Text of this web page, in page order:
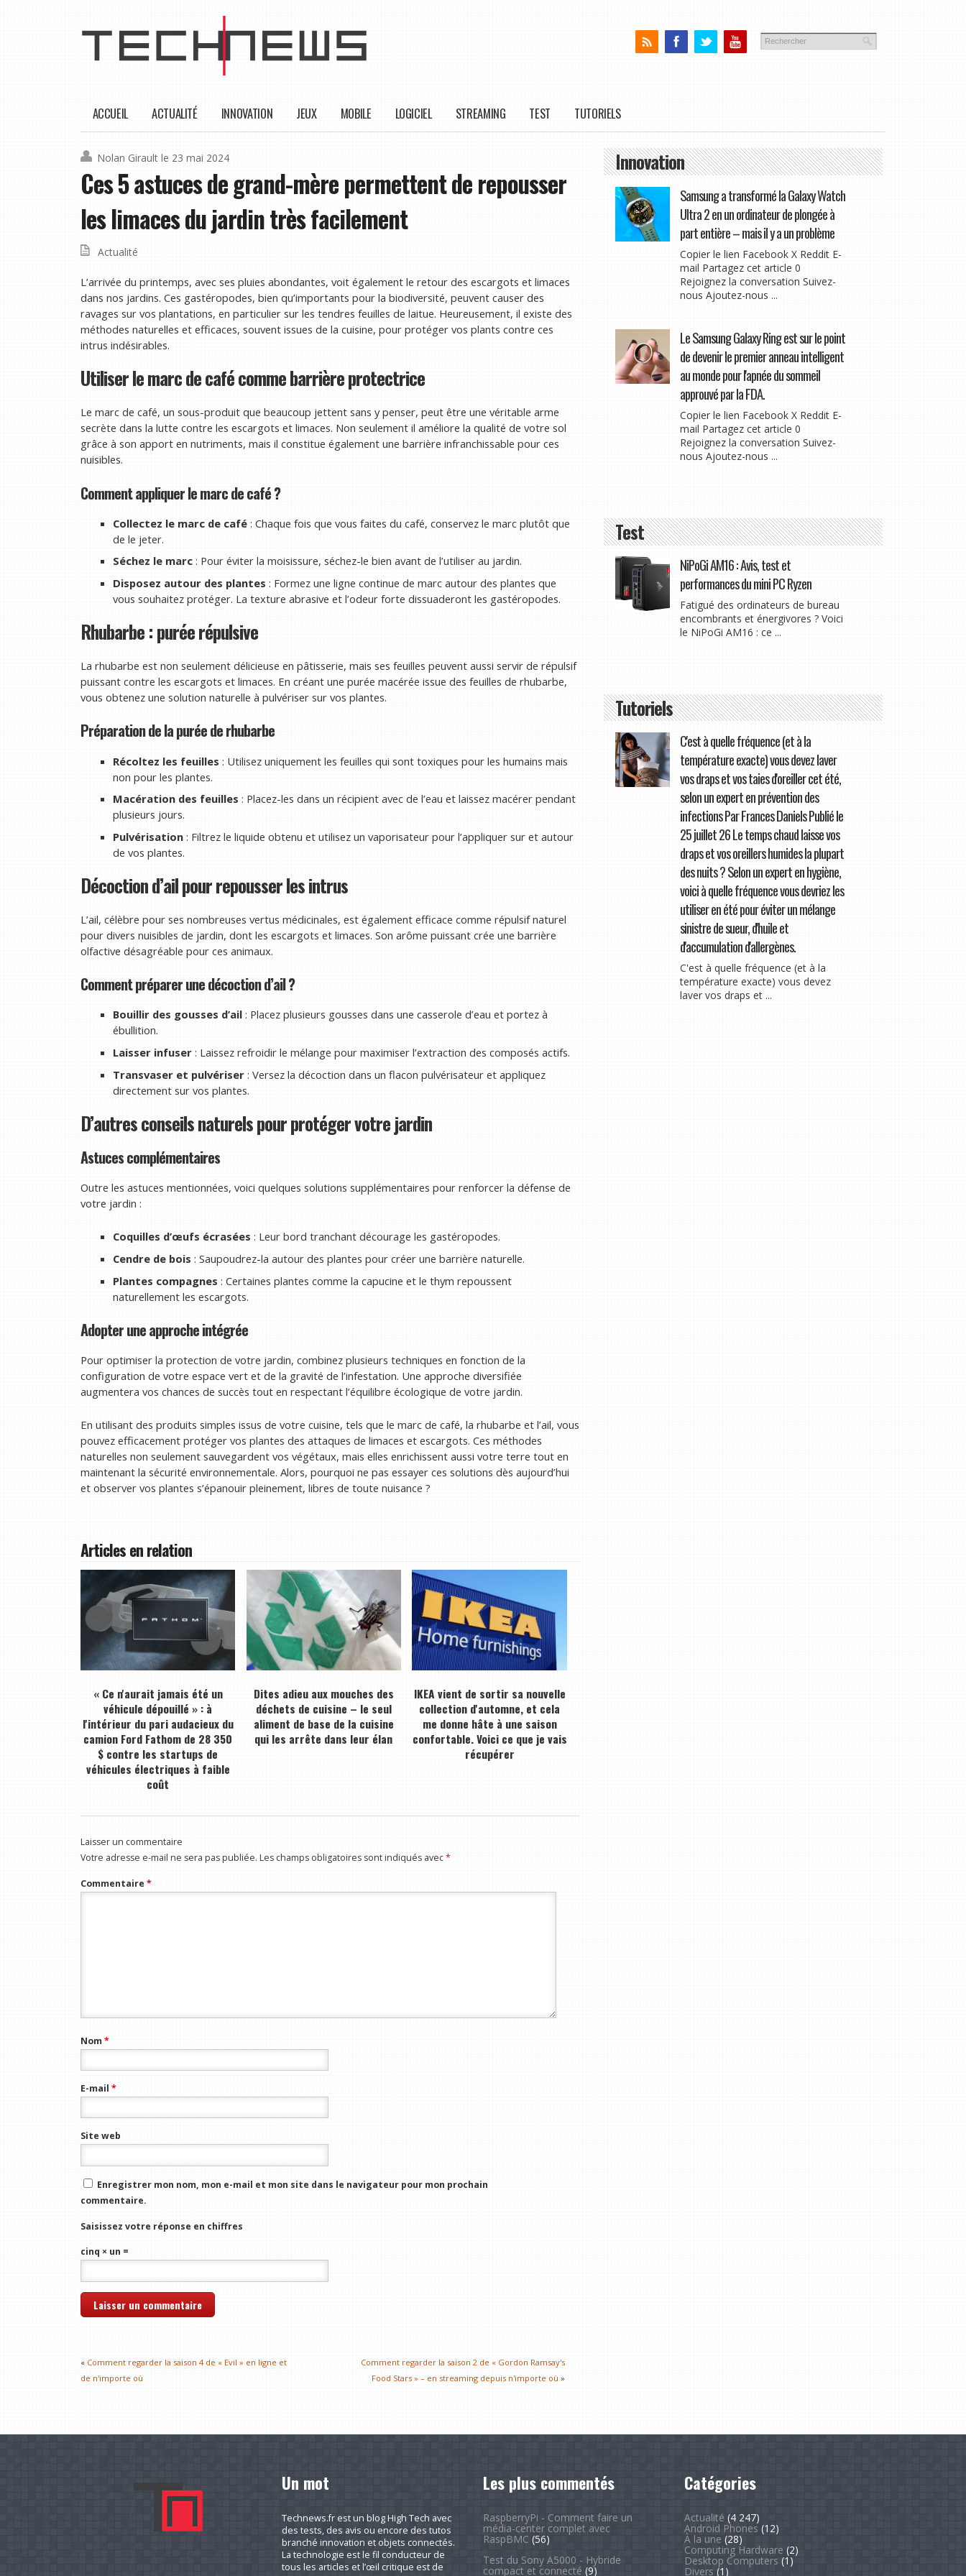
ACCUEIL ACTUALITÉ INNOVATION JEUX MOBILE LOGICIEL STREAMING TEST TUTORIELS
Nolan Girault le 23 mai 2024
Ces 5 astuces de grand-mère permettent de repousser
les limaces du jardin très facilement
Actualité
L’arrivée du printemps, avec ses pluies abondantes, voit également le retour des escargots et limaces
dans nos jardins. Ces gastéropodes, bien qu’importants pour la biodiversité, peuvent causer des
ravages sur vos plantations, en particulier sur les tendres feuilles de laitue. Heureusement, il existe des
méthodes naturelles et efficaces, souvent issues de la cuisine, pour protéger vos plants contre ces
intrus indésirables.
Utiliser le marc de café comme barrière protectrice
Le marc de café, un sous-produit que beaucoup jettent sans y penser, peut être une véritable arme
secrète dans la lutte contre les escargots et limaces. Non seulement il améliore la qualité de votre sol
grâce à son apport en nutriments, mais il constitue également une barrière infranchissable pour ces
nuisibles.
Comment appliquer le marc de café ?
Collectez le marc de café: Chaque fois que vous faites du café, conservez le marc plutôt que
de le jeter.
Séchez le marc: Pour éviter la moisissure, séchez-le bien avant de l’utiliser au jardin.
Disposez autour des plantes : Formez une ligne continue de marc autour des plantes que
vous souhaitez protéger. La texture abrasive et l’odeur forte dissuaderont les gastéropodes.
Rhubarbe : purée répulsive
La rhubarbe est non seulement délicieuse en pâtisserie, mais ses feuilles peuvent aussi servir de répulsif
puissant contre les escargots et limaces. En créant une purée macérée issue des feuilles de rhubarbe,
vous obtenez une solution naturelle à pulvériser sur vos plantes.
Préparation de la purée de rhubarbe
Récoltez les feuilles : Utilisez uniquement les feuilles qui sont toxiques pour les humains mais
non pour les plantes.
Macération des feuilles : Placez-les dans un récipient avec de l’eau et laissez macérer pendant
plusieurs jours.
Pulvérisation: Filtrez le liquide obtenu et utilisez un vaporisateur pour l’appliquer sur et autour
de vos plantes.
Décoction d’ail pour repousser les intrus
L’ail, célèbre pour ses nombreuses vertus médicinales, est également efficace comme répulsif naturel
pour divers nuisibles de jardin, dont les escargots et limaces. Son arôme puissant crée une barrière
olfactive désagréable pour ces animaux.
Comment préparer une décoction d’ail ?
Bouillir des gousses d’ail: Placez plusieurs gousses dans une casserole d’eau et portez à
ébullition.
Laisser infuser: Laissez refroidir le mélange pour maximiser l’extraction des composés actifs.
Transvaser et pulvériser: Versez la décoction dans un flacon pulvérisateur et appliquez
directement sur vos plantes.
D’autres conseils naturels pour protéger votre jardin
Astuces complémentaires
Outre les astuces mentionnées, voici quelques solutions supplémentaires pour renforcer la défense de
votre jardin :
Coquilles d’œufs écrasées : Leur bord tranchant décourage les gastéropodes.
Cendre de bois : Saupoudrez-la autour des plantes pour créer une barrière naturelle.
Plantes compagnes : Certaines plantes comme la capucine et le thym repoussent
naturellement les escargots.
Adopter une approche intégrée
Pour optimiser la protection de votre jardin, combinez plusieurs techniques en fonction de la
configuration de votre espace vert et de la gravité de l’infestation. Une approche diversifiée
augmentera vos chances de succès tout en respectant l’équilibre écologique de votre jardin.
En utilisant des produits simples issus de votre cuisine, tels que le marc de café, la rhubarbe et l’ail, vous
pouvez efficacement protéger vos plantes des attaques de limaces et escargots. Ces méthodes
naturelles non seulement sauvegardent vos végétaux, mais elles enrichissent aussi votre terre tout en
maintenant la sécurité environnementale. Alors, pourquoi ne pas essayer ces solutions dès aujourd’hui
et observer vos plantes s’épanouir pleinement, libres de toute nuisance ?
Articles en relation
« Ce n'aurait jamais été un
véhicule dépouillé » : à
l'intérieur du pari audacieux du
camion Ford Fathom de 28 350
$ contre les startups de
véhicules électriques à faible
coût
Dites adieu aux mouches des
déchets de cuisine – le seul
aliment de base de la cuisine
qui les arrête dans leur élan
IKEA vient de sortir sa nouvelle
collection d'automne, et cela
me donne hâte à une saison
confortable. Voici ce que je vais
récupérer
Laisser un commentaire
Votre adresse e-mail ne sera pas publiée. Les champs obligatoires sont indiqués avec*
Commentaire *
Nom*
E-mail *
Site web
Enregistrer mon nom, mon e-mail et mon site dans le navigateur pour mon prochain
commentaire.
Saisissez votre réponse en chiffres
cinq × un =
« Comment regarder la saison 4 de « Evil » en ligne et
de n'importe où
Comment regarder la saison 2 de « Gordon Ramsay's
Food Stars » – en streaming depuis n'importe où »
Innovation
Samsung a transformé la Galaxy Watch
Ultra 2 en un ordinateur de plongée à
part entière – mais il y a un problème
Copier le lien Facebook X Reddit E-
mail Partagez cet article 0
Rejoignez la conversation Suivez-
nous Ajoutez-nous ...
Le Samsung Galaxy Ring est sur le point
de devenir le premier anneau intelligent
au monde pour l'apnée du sommeil
approuvé par la FDA.
Copier le lien Facebook X Reddit E-
mail Partagez cet article 0
Rejoignez la conversation Suivez-
nous Ajoutez-nous ...
Test
NiPoGi AM16 : Avis, test et
performances du mini PC Ryzen
Fatigué des ordinateurs de bureau
encombrants et énergivores ? Voici
le NiPoGi AM16 : ce ...
Tutoriels
C'est à quelle fréquence (et à la
température exacte) vous devez laver
vos draps et vos taies d'oreiller cet été,
selon un expert en prévention des
infections Par Frances Daniels Publié le
25 juillet 26 Le temps chaud laisse vos
draps et vos oreillers humides la plupart
des nuits ? Selon un expert en hygiène,
voici à quelle fréquence vous devriez les
utiliser en été pour éviter un mélange
sinistre de sueur, d'huile et
d'accumulation d'allergènes.
C'est à quelle fréquence (et à la
température exacte) vous devez
laver vos draps et ...
Un mot
Technews.fr est un blog High Tech avec
des tests, des avis ou encore des tutos
branché innovation et objets connectés.
La technologie est le fil conducteur de
tous les articles et l’œil critique est de
Les plus commentés
RaspberryPi - Comment faire un
média-center complet avec
RaspBMC (56)
Test du Sony A5000 - Hybride
compact et connecté (9)
Catégories
Actualité (4 247)
Android Phones(12)
À la une (28)
Computing Hardware (2)
Desktop Computers (1)
Divers (1)